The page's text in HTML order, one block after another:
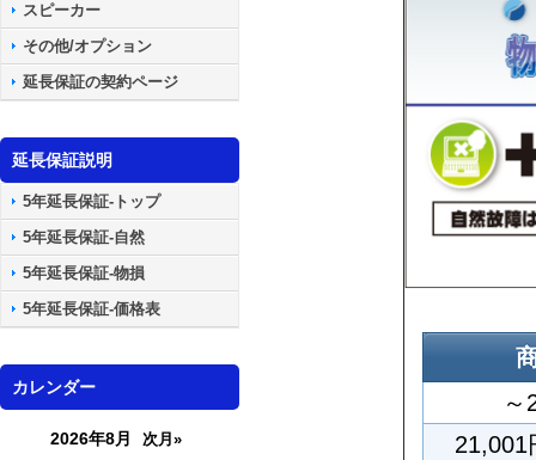
スピーカー
その他/オプション
延長保証の契約ページ
延長保証説明
5年延長保証-トップ
5年延長保証-自然
5年延長保証-物損
5年延長保証-価格表
カレンダー
2026年8月 次月»
～
21,001